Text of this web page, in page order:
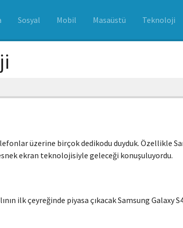
Sosyal Mobil Masaüstü Teknoloji
üzerine birçok dedikodu duyduk. Özellikle
ekran teknolojisiyle geleceği konuşuluyordu.
ilk çeyreğinde piyasa çıkacak Samsung Galaxy